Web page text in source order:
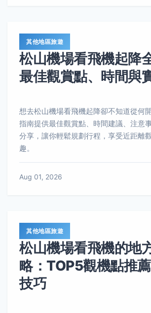
其他地區旅遊
松山機場看飛機起降
最佳觀賞點、時間與
想去松山機場看飛機起降卻不知道從何
指南提供最佳觀賞點、時間建議、注意
分享，讓你輕鬆規劃行程，享受近距離
趣。
Aug 01, 2026
其他地區旅遊
松山機場看飛機的地
略：TOP5觀機點推
技巧